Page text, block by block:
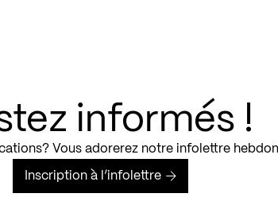
informés !
Vous adorerez notre infolettre
Inscription à l’infolettre